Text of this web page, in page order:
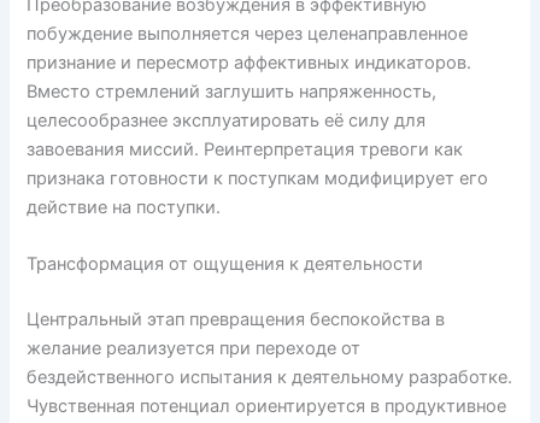
Преобразование возбуждения в эффективную
побуждение выполняется через целенаправленное
признание и пересмотр аффективных индикаторов.
Вместо стремлений заглушить напряженность,
целесообразнее эксплуатировать её силу для
завоевания миссий. Реинтерпретация тревоги как
признака готовности к поступкам модифицирует его
действие на поступки.
Трансформация от ощущения к деятельности
Центральный этап превращения беспокойства в
желание реализуется при переходе от
бездейственного испытания к деятельному разработке.
Чувственная потенциал ориентируется в продуктивное